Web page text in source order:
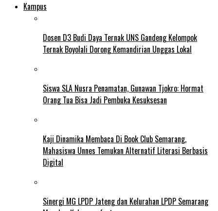
Kampus
Dosen D3 Budi Daya Ternak UNS Gandeng Kelompok
Ternak Boyolali Dorong Kemandirian Unggas Lokal
Siswa SLA Nusra Penamatan, Gunawan Tjokro: Hormat
Orang Tua Bisa Jadi Pembuka Kesuksesan
Kaji Dinamika Membaca Di Book Club Semarang,
Mahasiswa Unnes Temukan Alternatif Literasi Berbasis
Digital
Sinergi MG LPDP Jateng dan Kelurahan LPDP Semarang